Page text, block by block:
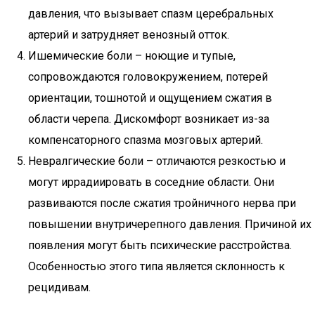
давления, что вызывает спазм церебральных
артерий и затрудняет венозный отток.
Ишемические боли – ноющие и тупые,
сопровождаются головокружением, потерей
ориентации, тошнотой и ощущением сжатия в
области черепа. Дискомфорт возникает из-за
компенсаторного спазма мозговых артерий.
Невралгические боли – отличаются резкостью и
могут иррадиировать в соседние области. Они
развиваются после сжатия тройничного нерва при
повышении внутричерепного давления. Причиной их
появления могут быть психические расстройства.
Особенностью этого типа является склонность к
рецидивам.